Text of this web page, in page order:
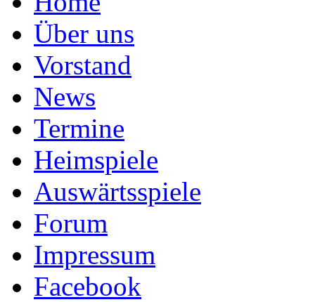
Über uns
Vorstand
News
Termine
Heimspiele
Auswärtsspiele
Forum
Impressum
Facebook